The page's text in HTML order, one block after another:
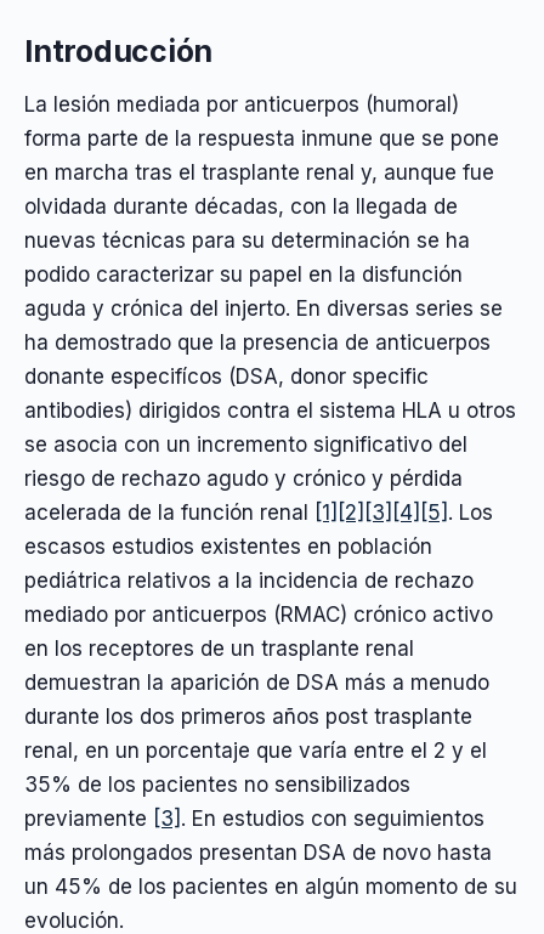
Introducción
La lesión mediada por anticuerpos (humoral)
forma parte de la respuesta inmune que se pone
en marcha tras el trasplante renal y, aunque fue
olvidada durante décadas, con la llegada de
nuevas técnicas para su determinación se ha
podido caracterizar su papel en la disfunción
aguda y crónica del injerto. En diversas series se
ha demostrado que la presencia de anticuerpos
donante especifícos (DSA, donor specific
antibodies) dirigidos contra el sistema HLA u otros
se asocia con un incremento significativo del
riesgo de rechazo agudo y crónico y pérdida
acelerada de la función renal [1] [2] [3] [4] [5] . Los
escasos estudios existentes en población
pediátrica relativos a la incidencia de rechazo
mediado por anticuerpos (RMAC) crónico activo
en los receptores de un trasplante renal
demuestran la aparición de DSA más a menudo
durante los dos primeros años post trasplante
renal, en un porcentaje que varía entre el 2 y el
35% de los pacientes no sensibilizados
previamente [3] . En estudios con seguimientos
más prolongados presentan DSA de novo hasta
un 45% de los pacientes en algún momento de su
evolución.